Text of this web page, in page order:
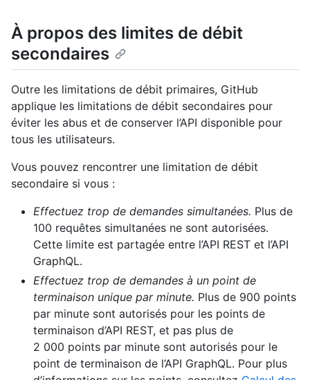
À propos des limites de débit
secondaires
Outre les limitations de débit primaires, GitHub
applique les limitations de débit secondaires pour
éviter les abus et de conserver l’API disponible pour
tous les utilisateurs.
Vous pouvez rencontrer une limitation de débit
secondaire si vous :
Effectuez trop de demandes simultanées. Plus de
100 requêtes simultanées ne sont autorisées.
Cette limite est partagée entre l’API REST et l’API
GraphQL.
Effectuez trop de demandes à un point de
terminaison unique par minute. Plus de 900 points
par minute sont autorisés pour les points de
terminaison d’API REST, et pas plus de
2 000 points par minute sont autorisés pour le
point de terminaison de l’API GraphQL. Pour plus